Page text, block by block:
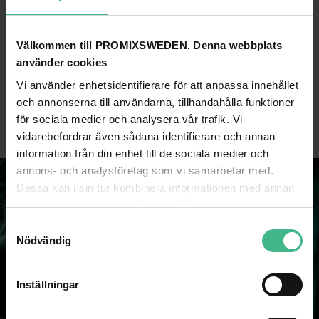
Välkommen till PROMIXSWEDEN. Denna webbplats
använder cookies
Vi använder enhetsidentifierare för att anpassa innehållet
och annonserna till användarna, tillhandahålla funktioner
för sociala medier och analysera vår trafik. Vi
vidarebefordrar även sådana identifierare och annan
information från din enhet till de sociala medier och
annons- och analysföretag som vi samarbetar med.
Dessa kan i sin tur kombinera informationen med annan
information som du har tillhandahållit eller som de har
Nödvändig
Inställningar
EUROLITE TUBING 10X10MM GREEN 2M
164 kr
GÅ TILL PRODUKT
EUROLITE TUBING 10X10MM ORANGE 2M
164 kr
GÅ TILL PRODUKT